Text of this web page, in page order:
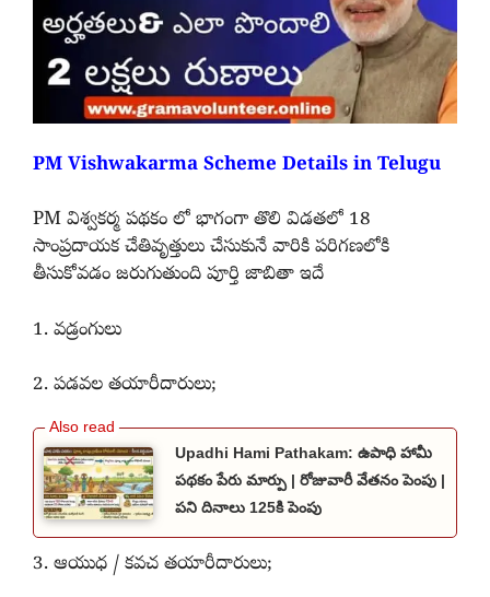
PM Vishwakarma Scheme Details in Telugu
PM విశ్వకర్మ పథకం లో భాగంగా తొలి విడతలో 18
సాంప్రదాయక చేతివృత్తులు చేసుకునే వారికి పరిగణలోకి
తీసుకోవడం జరుగుతుంది పూర్తి జాబితా ఇదే
1. వడ్రంగులు
2. పడవల తయారీదారులు;
Upadhi Hami Pathakam: ఉపాధి హామీ
పథకం పేరు మార్పు | రోజువారీ వేతనం పెంపు |
పని దినాలు 125కి పెంపు
3. ఆయుధ / కవచ తయారీదారులు;